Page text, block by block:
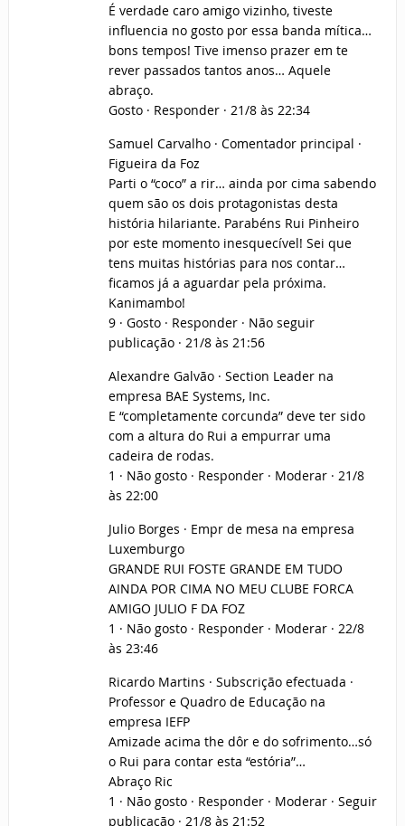
É verdade caro amigo vizinho, tiveste
influencia no gosto por essa banda mítica…
bons tempos! Tive imenso prazer em te
rever passados tantos anos… Aquele
abraço.
Gosto · Responder · 21/8 às 22:34
Samuel Carvalho · Comentador principal ·
Figueira da Foz
Parti o “coco” a rir… ainda por cima sabendo
quem são os dois protagonistas desta
história hilariante. Parabéns Rui Pinheiro
por este momento inesquecível! Sei que
tens muitas histórias para nos contar…
ficamos já a aguardar pela próxima.
Kanimambo!
9 · Gosto · Responder · Não seguir
publicação · 21/8 às 21:56
Alexandre Galvão · Section Leader na
empresa BAE Systems, Inc.
E “completamente corcunda” deve ter sido
com a altura do Rui a empurrar uma
cadeira de rodas.
1 · Não gosto · Responder · Moderar · 21/8
às 22:00
Julio Borges · Empr de mesa na empresa
Luxemburgo
GRANDE RUI FOSTE GRANDE EM TUDO
AINDA POR CIMA NO MEU CLUBE FORCA
AMIGO JULIO F DA FOZ
1 · Não gosto · Responder · Moderar · 22/8
às 23:46
Ricardo Martins · Subscrição efectuada ·
Professor e Quadro de Educação na
empresa IEFP
Amizade acima the dôr e do sofrimento…só
o Rui para contar esta “estória”…
Abraço Ric
1 · Não gosto · Responder · Moderar · Seguir
publicação · 21/8 às 21:52